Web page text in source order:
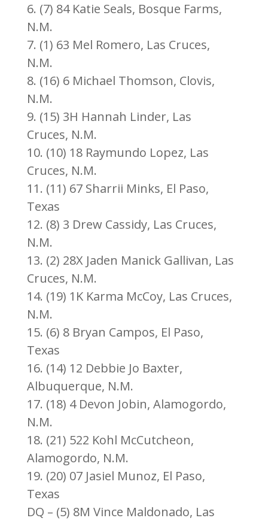
6. (7) 84 Katie Seals, Bosque Farms,
N.M.
7. (1) 63 Mel Romero, Las Cruces,
N.M.
8. (16) 6 Michael Thomson, Clovis,
N.M.
9. (15) 3H Hannah Linder, Las
Cruces, N.M.
10. (10) 18 Raymundo Lopez, Las
Cruces, N.M.
11. (11) 67 Sharrii Minks, El Paso,
Texas
12. (8) 3 Drew Cassidy, Las Cruces,
N.M.
13. (2) 28X Jaden Manick Gallivan, Las
Cruces, N.M.
14. (19) 1K Karma McCoy, Las Cruces,
N.M.
15. (6) 8 Bryan Campos, El Paso,
Texas
16. (14) 12 Debbie Jo Baxter,
Albuquerque, N.M.
17. (18) 4 Devon Jobin, Alamogordo,
N.M.
18. (21) 522 Kohl McCutcheon,
Alamogordo, N.M.
19. (20) 07 Jasiel Munoz, El Paso,
Texas
DQ – (5) 8M Vince Maldonado, Las